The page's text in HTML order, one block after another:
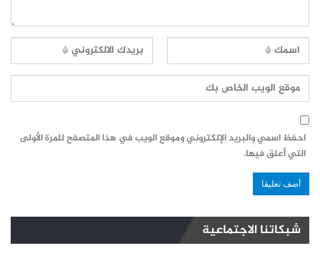
احفظ اسمي والبريد الإلكتروني وموقع الويب في هذا المتصفح للمرة الأولى
التي أعلق فيها.
شبكاتنا الاجتماعية